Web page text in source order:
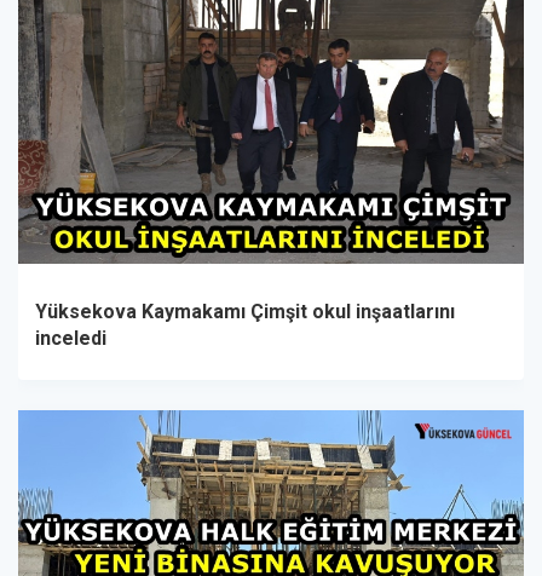
Yüksekova Kaymakamı Çimşit okul inşaatlarını
inceledi